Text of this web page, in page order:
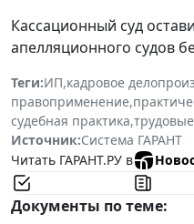
Кассационный суд
апелляционного судов
Теги:ИП,кадровое
правоприменение,
судебная практика,
Источник:Система ГАРАНТ
Читать ГАРАНТ.РУ в
Документы по теме: